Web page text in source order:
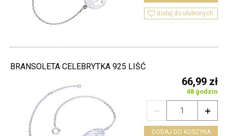
 dodaj do ulubionych
BRANSOLETA CELEBRYTKA 925 LIŚĆ
66,99 zł
48 godzin


DODAJ DO KOSZYKA